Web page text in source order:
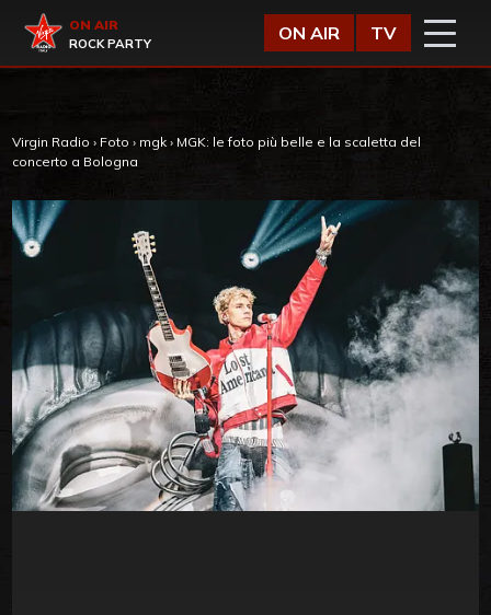
Virgin Radio
ON AIR
ROCK PARTY
ON AIR TV
Virgin Radio › Foto › mgk › MGK: le foto più belle e la scaletta del
concerto a Bologna